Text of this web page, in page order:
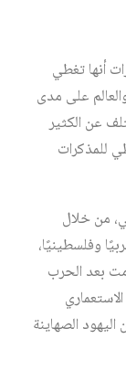
أنها تغطي
على مدى
عن الكثير
للمذكرات
من خلال
وفلسطينيًا،
بعد الحرب
الصهاينة